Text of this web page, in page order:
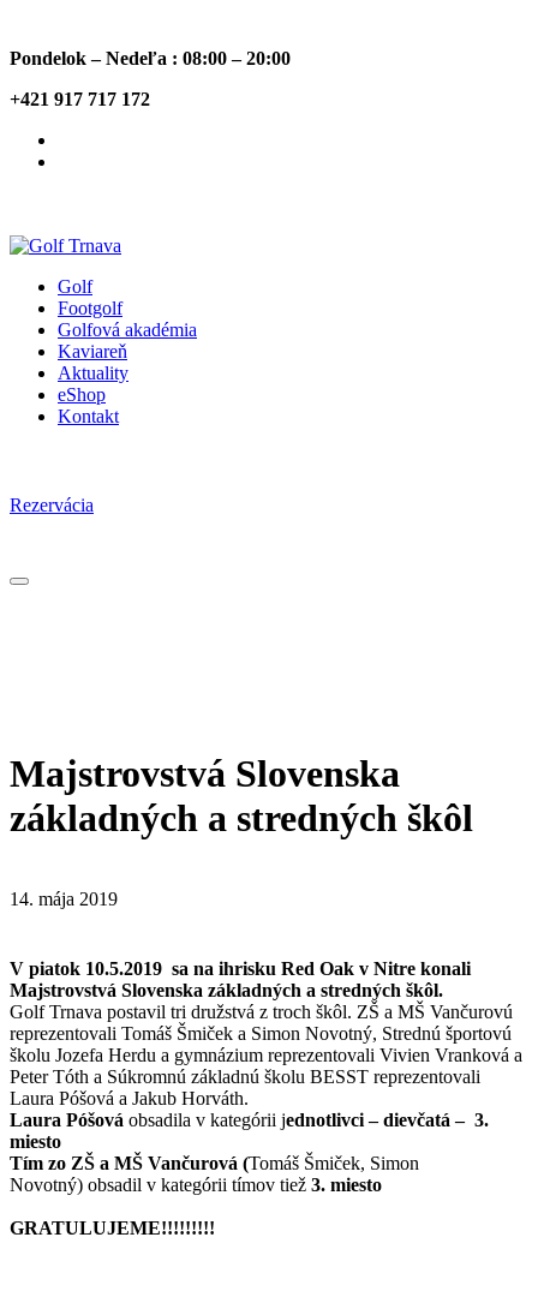
Pondelok – Nedeľa : 08:00 – 20:00
+421 917 717 172
Golf
Footgolf
Golfová akadémia
Kaviareň
Aktuality
eShop
Kontakt
Rezervácia
Majstrovstvá Slovenska
základných a stredných škôl
14. mája 2019
V piatok 10.5.2019 sa na ihrisku Red Oak v Nitre konali
Majstrovstvá Slovenska základných a stredných škôl.
Golf Trnava postavil tri družstvá z troch škôl. ZŠ a MŠ Vančurovú
reprezentovali Tomáš Šmiček a Simon Novotný, Strednú športovú
školu Jozefa Herdu a gymnázium reprezentovali Vivien Vranková a
Peter Tóth a Súkromnú základnú školu BESST reprezentovali
Laura Póšová a Jakub Horváth.
Laura Póšová obsadila v kategórii jednotlivci – dievčatá – 3.
miesto
Tím zo ZŠ a MŠ Vančurová (Tomáš Šmiček, Simon
Novotný) obsadil v kategórii tímov tiež 3. miesto
GRATULUJEME!!!!!!!!!